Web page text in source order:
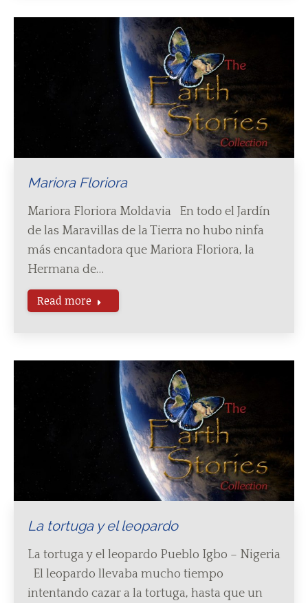
Mariora Floriora
Mariora Floriora Moldavia En todo el Jardín
de las Maravillas de la Tierra no hubo ninfa
más encantadora que Mariora Floriora, la
Hermana de…
Read more
La tortuga y el leopardo
La tortuga y el leopardo Pueblo Igbo – Nigeria
El leopardo llevaba mucho tiempo
intentando cazar a la tortuga, hasta que un